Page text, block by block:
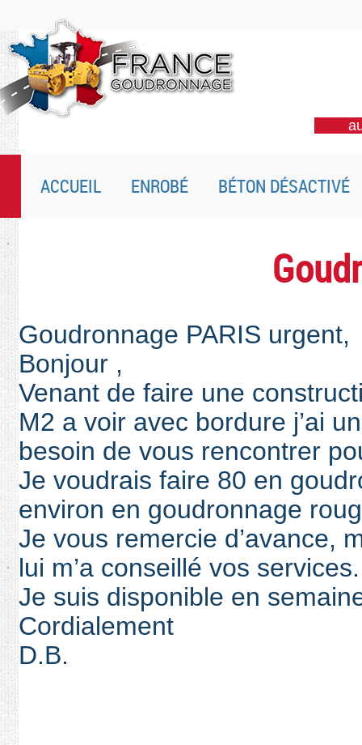
ACCUEIL ENROBÉ BÉTON DÉSACTIVÉ
Goudronnage PARIS urgent,
Bonjour ,
Venant de faire une
M2 a voir avec bordure j’ai
besoin de vous rencontrer
Je voudrais faire 80 en
environ en goudronnage
Je vous remercie d’avance,
lui m’a conseillé vos services.
Je suis disponible en
Cordialement
D.B.